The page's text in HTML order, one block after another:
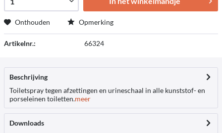
Onthouden Opmerking
Artikelnr.: 66324
Beschrijving
Toiletspray tegen afzettingen en urineschaal in alle kunststof- en
porseleinen toiletten.meer
Downloads